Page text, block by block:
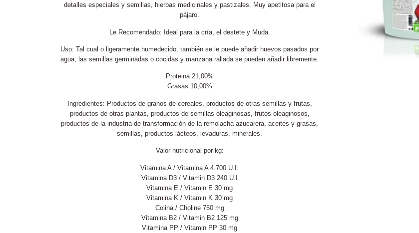
detalles especiales y semillas, hierbas medicinales y pastizales. Muy apetitosa para el
pájaro.
Le Recomendado: Ideal para la cría, el destete y Muda.
Uso: Tal cual o ligeramente humedecido, también se le puede añadir huevos pasados por
agua, las semillas germinadas o cocidas y manzana rallada se pueden añadir libremente.
Proteina 21,00%
Grasas 10,00%
Ingredientes: Productos de granos de cereales, productos de otras semillas y frutas,
productos de otras plantas, productos de semillas oleaginosas, frutos oleaginosos,
productos de la industria de transformación de la remolacha azucarera, aceites y grasas,
semillas, productos lácteos, levaduras, minerales.
Valor nutricional por kg:
Vitamina A / Vitamina A 4.700 U.I.
Vitamina D3 / Vitamin D3 240 U.I
Vitamina E / Vitamin E 30 mg
Vitamina K / Vitamin K 30 mg
Colina / Choline 750 mg
Vitamina B2 / Vitamin B2 125 mg
Vitamina PP / Vitamin PP 30 mg